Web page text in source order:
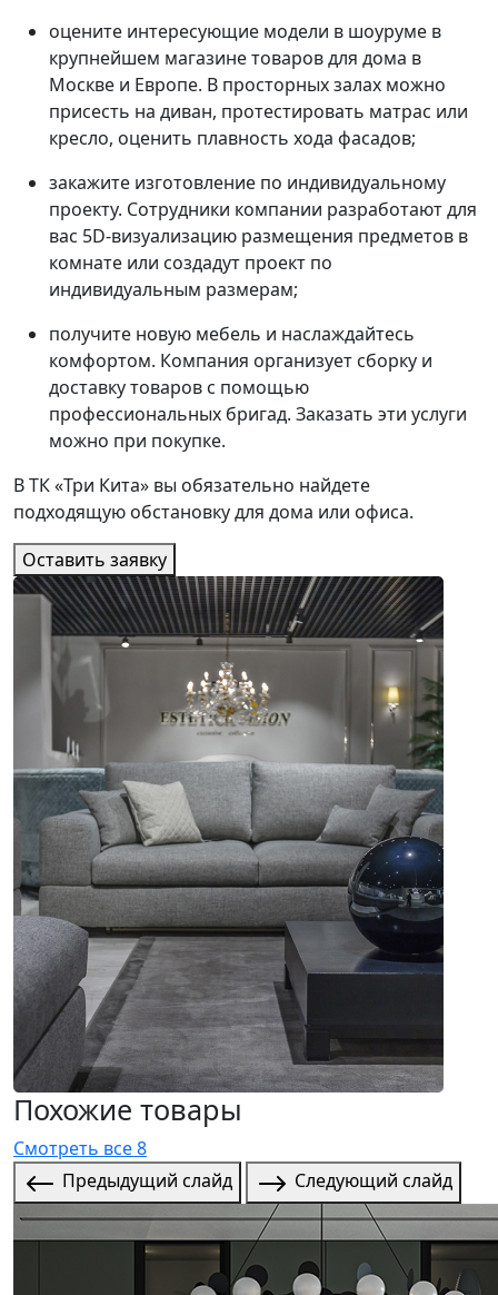
оцените интересующие модели в шоуруме в
крупнейшем магазине товаров для дома в
Москве и Европе. В просторных залах можно
присесть на диван, протестировать матрас или
кресло, оценить плавность хода фасадов;
закажите изготовление по индивидуальному
проекту. Сотрудники компании разработают для
вас 5D-визуализацию размещения предметов в
комнате или создадут проект по
индивидуальным размерам;
получите новую мебель и наслаждайтесь
комфортом. Компания организует сборку и
доставку товаров с помощью
профессиональных бригад. Заказать эти услуги
можно при покупке.
В ТК «Три Кита» вы обязательно найдете
подходящую обстановку для дома или офиса.
Оставить заявку
Похожие товары
Смотреть все 8
Предыдущий слайд
Следующий слайд